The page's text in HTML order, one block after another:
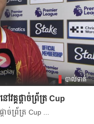
បាល់ទាត់
គ្គ​​ផ្ដាច់​ព្រ័ត្រ Cup
ច់​ព្រ័ត្រ Cup ...